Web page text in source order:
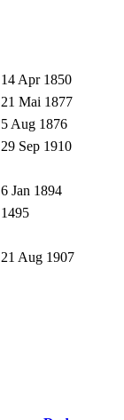
14 Apr 1850
21 Mai 1877
5 Aug 1876
29 Sep 1910
6 Jan 1894
1495
21 Aug 1907